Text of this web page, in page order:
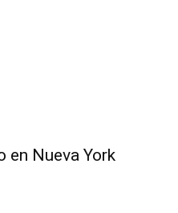
en Nueva York